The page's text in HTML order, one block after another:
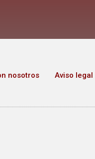
nosotros Aviso legal